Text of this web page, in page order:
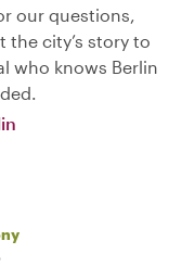
our questions,
city’s story to
who knows Berlin